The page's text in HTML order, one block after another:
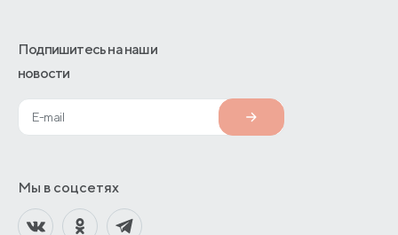
Подпишитесь на наши
новости
Мы в соцсетях